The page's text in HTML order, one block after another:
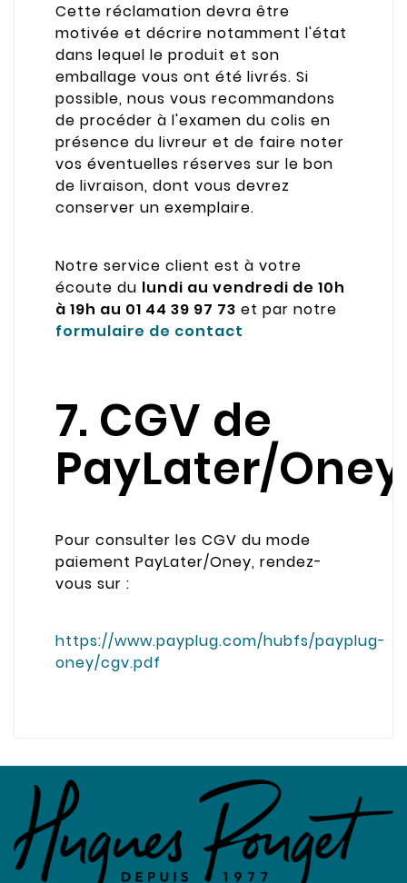
Cette réclamation devra être
motivée et décrire notamment l'état
dans lequel le produit et son
emballage vous ont été livrés. Si
possible, nous vous recommandons
de procéder à l'examen du colis en
présence du livreur et de faire noter
vos éventuelles réserves sur le bon
de livraison, dont vous devrez
conserver un exemplaire.
Notre service client est à votre
écoute du lundi au vendredi de 10h
à 19h au 01 44 39 97 73 et par notre
formulaire de contact
7. CGV de
PayLater/Oney
Pour consulter les CGV du mode
paiement PayLater/Oney, rendez-
vous sur :
https://www.payplug.com/hubfs/payplug-
oney/cgv.pdf